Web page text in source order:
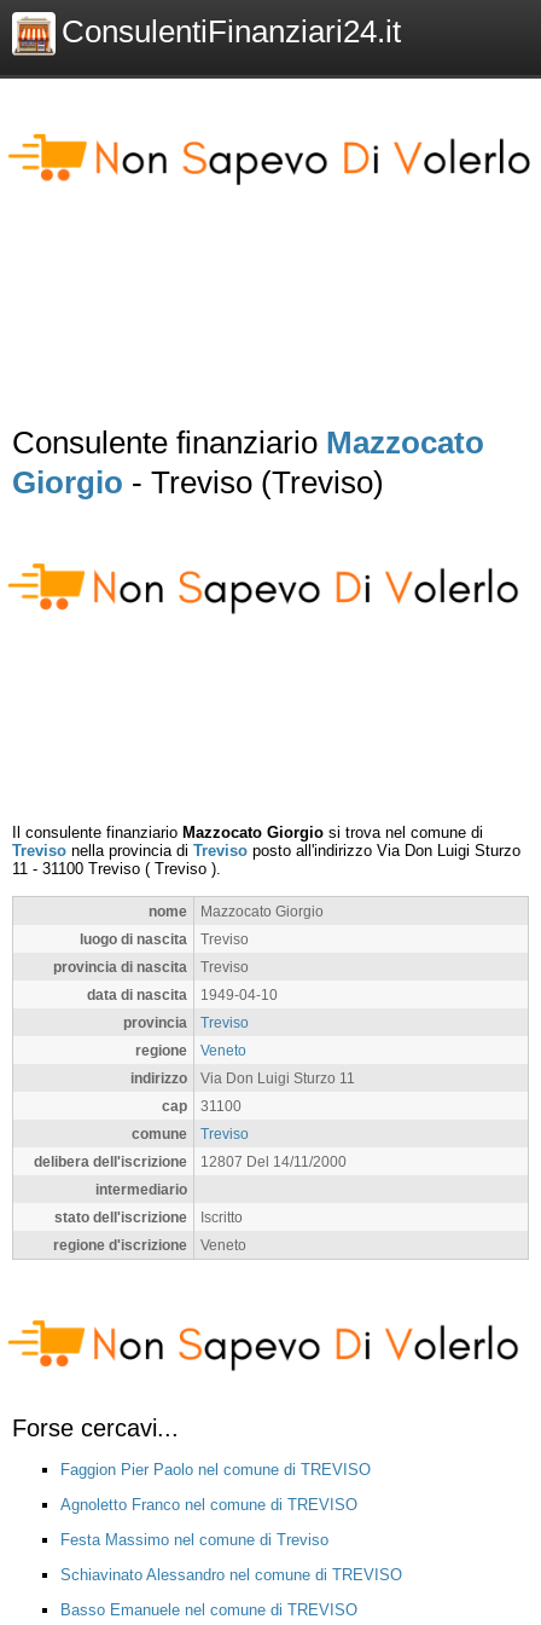
ConsulentiFinanziari24.it
Consulente finanziario Mazzocato
Giorgio - Treviso (Treviso)
Il consulente finanziario Mazzocato Giorgio si trova nel comune di
Treviso nella provincia di Treviso posto all'indirizzo Via Don Luigi Sturzo
11 - 31100 Treviso ( Treviso ).
nome
Mazzocato Giorgio
luogo di nascita
Treviso
provincia di nascita
Treviso
data di nascita
1949-04-10
provincia
Treviso
regione
Veneto
indirizzo
Via Don Luigi Sturzo 11
cap
31100
comune
Treviso
delibera dell'iscrizione
12807 Del 14/11/2000
intermediario
stato dell'iscrizione
Iscritto
regione d'iscrizione
Veneto
Forse cercavi...
Faggion Pier Paolo nel comune di TREVISO
Agnoletto Franco nel comune di TREVISO
Festa Massimo nel comune di Treviso
Schiavinato Alessandro nel comune di TREVISO
Basso Emanuele nel comune di TREVISO